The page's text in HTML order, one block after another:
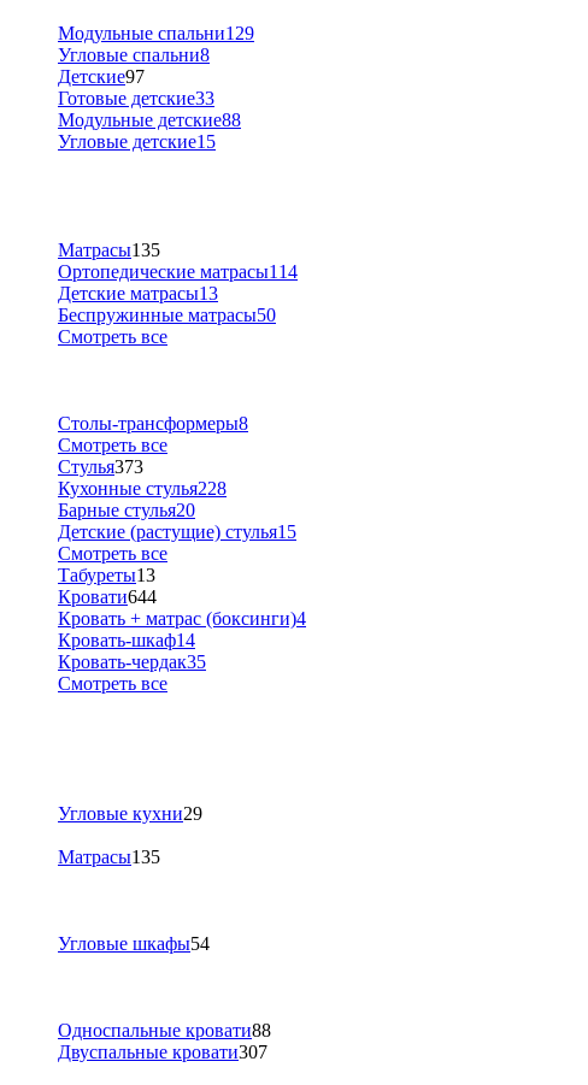
Модульные спальни129
Угловые спальни8
Детские97
Готовые детские33
Модульные детские88
Угловые детские15
Матрасы135
Ортопедические матрасы114
Детские матрасы13
Беспружинные матрасы50
Смотреть все
Столы-трансформеры8
Смотреть все
Стулья373
Кухонные стулья228
Барные стулья20
Детские (растущие) стулья15
Смотреть все
Табуреты13
Кровати644
Кровать + матрас (боксинги)4
Кровать-шкаф14
Кровать-чердак35
Смотреть все
Угловые кухни29
Матрасы135
Угловые шкафы54
Односпальные кровати88
Двуспальные кровати307